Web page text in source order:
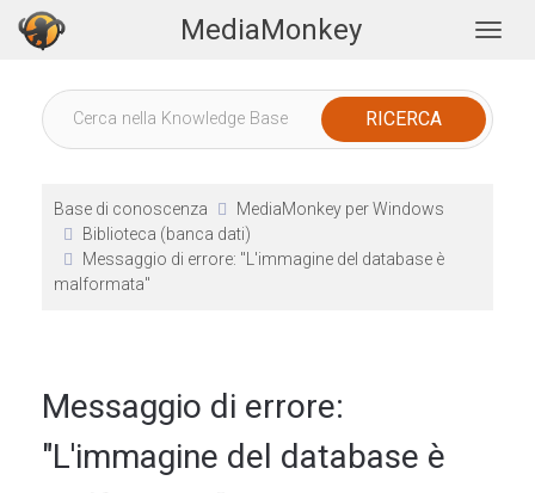
MediaMonkey
Base di conoscenza
MediaMonkey per Windows
Biblioteca (banca dati)
Messaggio di errore: "L'immagine del database è
malformata"
Messaggio di errore:
"L'immagine del database è